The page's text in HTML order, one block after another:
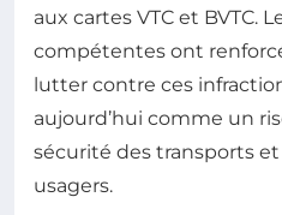
aux cartes VTC et BVTC.
compétentes ont
lutter contre ces
aujourd’hui comme un
sécurité des transports
usagers.